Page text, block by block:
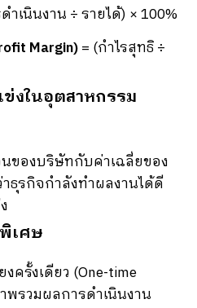
ำเนินงาน ÷ รายได้) × 100%
Margin)= (กำไรสุทธิ ÷
งในอุตสาหกรรม
ของบริษัทกับค่าเฉลี่ยของ
ธุรกิจกำลังทำผลงานได้ดี
เศษ
ครั้งเดียว (One-time
พรวมผลการดำเนินงาน